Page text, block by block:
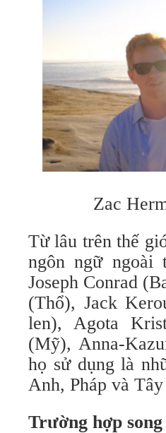
Zac
Từ lâu trên thế
ngôn ngữ ngoài
Joseph Conrad
(Thổ), Jack
len), Agota
(Mỹ), Anna-
họ sử dụng là
Anh, Pháp và
Trường hợp